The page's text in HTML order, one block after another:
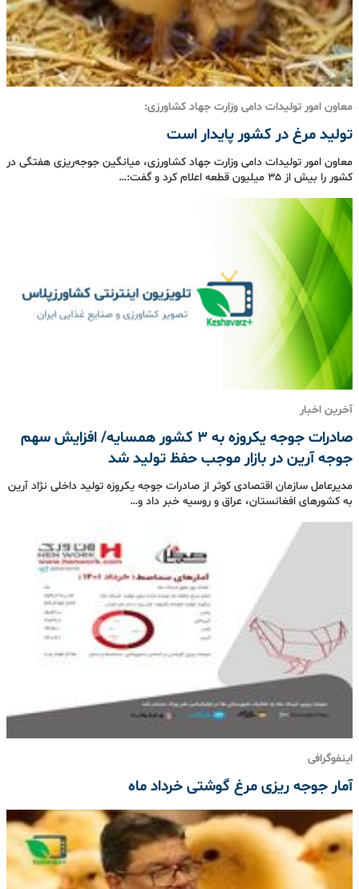
معاون امور تولیدات دامی وزارت جهاد کشاورزی:
تولید مرغ در کشور پایدار است
معاون امور تولیدات دامی وزارت جهاد کشاورزی، میانگین جوجه‌ریزی هفتگی در
کشور را بیش از ۳۵ میلیون قطعه اعلام کرد و گفت:…
آخرین اخبار
صادرات جوجه یکروزه به ۳ کشور همسایه/ افزایش سهم
جوجه آرین در بازار موجب حفظ تولید شد
مدیرعامل سازمان اقتصادی کوثر از صادرات جوجه یکروزه تولید داخلی نژاد آرین
به کشورهای افغانستان، عراق و روسیه خبر داد و…
اینفوگرافی
آمار جوجه ریزی مرغ گوشتی خرداد ماه